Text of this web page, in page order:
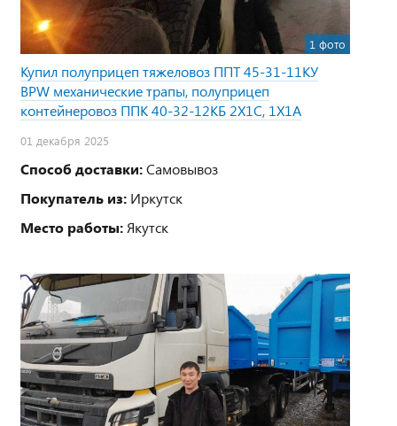
1 фото
Купил полуприцеп тяжеловоз ППТ 45-31-11КУ
BPW механические трапы, полуприцеп
контейнеровоз ППК 40-32-12КБ 2Х1С, 1Х1А
01 декабря 2025
Способ доставки:Самовывоз
Покупатель из: Иркутск
Место работы:Якутск